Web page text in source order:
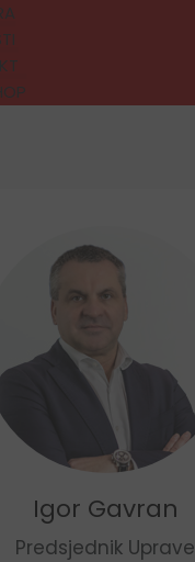
Igor Gavran
Predsjednik Uprave